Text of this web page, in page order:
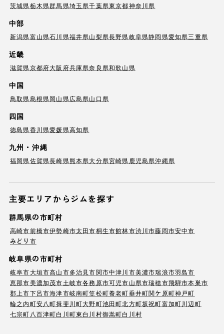
茨城県栃木県群馬県埼玉県千葉県東京都神奈川県
中部
新潟県富山県石川県福井県山梨県長野県岐阜県静岡県愛知県三重県
近畿
滋賀県京都府大阪府兵庫県奈良県和歌山県
中国
鳥取県島根県岡山県広島県山口県
四国
徳島県香川県愛媛県高知県
九州・沖縄
福岡県佐賀県長崎県熊本県大分県宮崎県 鹿児島県沖縄県
主要エリアからジムを探す
群馬県の市町村
高崎市前橋市伊勢崎市太田市桐生市館林市渋川市藤岡市安中市
みどり市
岐阜県の市町村
岐阜市大垣市高山市多治見市関市中津川市美濃市瑞浪市羽島市
恵那市美濃加茂市土岐市各務原市可児市山県市瑞穂市飛騨市本巣市
郡上市下呂市海津市岐南町笠松町養老町垂井町関ケ原町神戸町
輪之内町安八町揖斐川町大野町池田町北方町坂祝町富加町川辺町
七宗町 八百津町白川町東白川村御嵩町白川村